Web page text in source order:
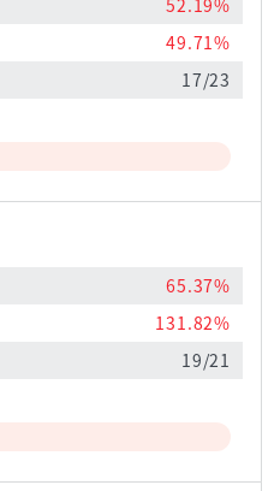
52.19%
49.71%
17/23
65.37%
131.82%
19/21